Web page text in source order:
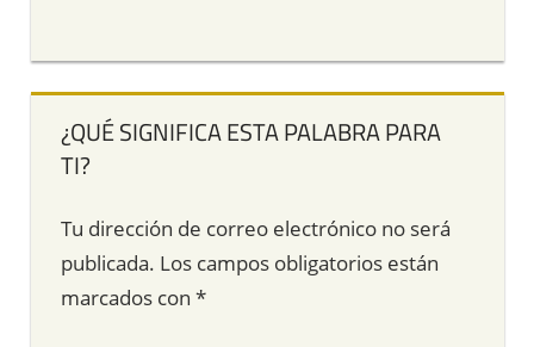
¿QUÉ SIGNIFICA ESTA PALABRA PARA
TI?
Tu dirección de correo electrónico no será
publicada. Los campos obligatorios están
marcados con *